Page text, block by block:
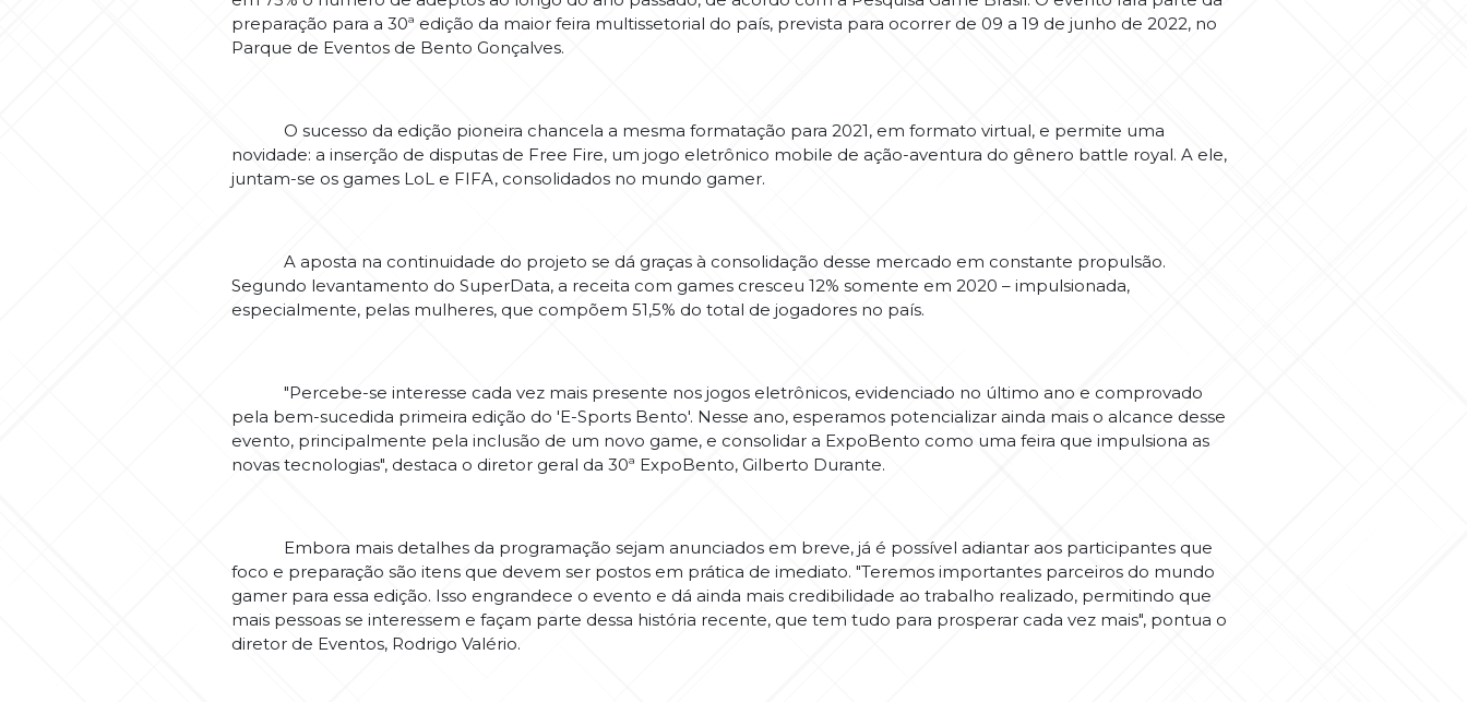
preparação para a 30ª edição da maior feira multissetorial do país, prevista para ocorrer de 09 a 19 de junho de 2022, no
Parque de Eventos de Bento Gonçalves.
O sucesso da edição pioneira chancela a mesma formatação para 2021, em formato virtual, e permite uma
novidade: a inserção de disputas de Free Fire, um jogo eletrônico mobile de ação-aventura do gênero battle royal. A ele,
juntam-se os games LoL e FIFA, consolidados no mundo gamer.
A aposta na continuidade do projeto se dá graças à consolidação desse mercado em constante propulsão.
Segundo levantamento do SuperData, a receita com games cresceu 12% somente em 2020 – impulsionada,
especialmente, pelas mulheres, que compõem 51,5% do total de jogadores no país.
"Percebe-se interesse cada vez mais presente nos jogos eletrônicos, evidenciado no último ano e comprovado
pela bem-sucedida primeira edição do 'E-Sports Bento'. Nesse ano, esperamos potencializar ainda mais o alcance desse
evento, principalmente pela inclusão de um novo game, e consolidar a ExpoBento como uma feira que impulsiona as
novas tecnologias", destaca o diretor geral da 30ª ExpoBento, Gilberto Durante.
Embora mais detalhes da programação sejam anunciados em breve, já é possível adiantar aos participantes que
foco e preparação são itens que devem ser postos em prática de imediato. "Teremos importantes parceiros do mundo
gamer para essa edição. Isso engrandece o evento e dá ainda mais credibilidade ao trabalho realizado, permitindo que
mais pessoas se interessem e façam parte dessa história recente, que tem tudo para prosperar cada vez mais", pontua o
diretor de Eventos, Rodrigo Valério.